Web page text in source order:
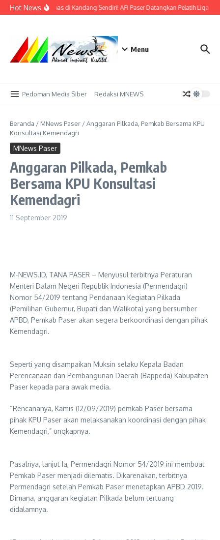
Lewati ke konten
Hot NewsBidik Emas di Kandang Sendiri! AFI Paser Datangkan Pelatih Liga
Menu
Pedoman Media Siber Redaksi MNEWS
Beranda / MNews Paser /Anggaran Pilkada, Pemkab Bersama KPU
Konsultasi Kemendagri
MNews Paser
Anggaran Pilkada, Pemkab
Bersama KPU Konsultasi
Kemendagri
11 September 2019
M-NEWS.ID, TANA PASER – Menyusul terbitnya Peraturan
Menteri Dalam Negeri Republik Indonesia (Permendagri)
Nomor 54/2019 tentang Pendanaan Kegiatan Pilkada
(Pemilihan Gubernur, Bupati dan Walikota) yang bersumber
APBD, Pemkab Paser akan segera berkoordinasi dengan pihak
Kemendagri.
Seperti yang disampaikan Muksin selaku Kepala Badan
Perencanaan dan Pembangunan Daerah (Bappeda) Kabupaten
Paser kepada para awak media.
“Rencananya, Kamis (12/09/2019) pemkab Paser bersama
pihak KPU Paser akan melaksanakan koordinasi dengan pihak
Kemendagri,” ungkapnya.
Pasalnya, lanjut Ia, Permendagri Nomor 54/2019 ini membuat
Pemkab Paser menjadi dilematis. Dikarenakan, terbitnya
Permendagri setelah Pemkab Paser menetapkan APBD 2019.
Dimana, anggaran kegiatan Pilkada belum tertuang
didalamnya.